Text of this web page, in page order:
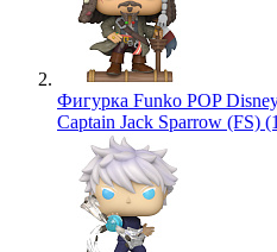
Фигурка Funko POP
Captain Jack Sparrow (FS)